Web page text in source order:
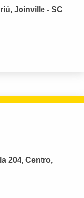
Joinville - SC
204, Centro,